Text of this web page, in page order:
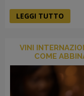
LEGGI TUTTO
VINI
COME